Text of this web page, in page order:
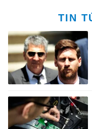
TIN